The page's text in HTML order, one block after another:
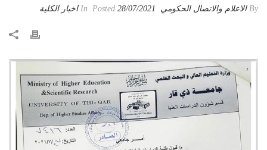
By الاعلام والاتصال الحكومي 28/07/2021 اخبار الكلية